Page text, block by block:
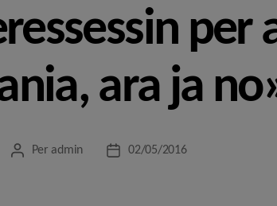
per
ara ja
Autor
Per admin
Data02/05/2016